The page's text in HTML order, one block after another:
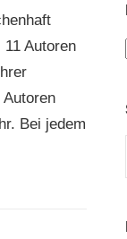
Autoren
Bei jedem